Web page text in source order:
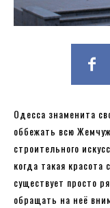
Одесса знаменита
оббежать всю
строительного
когда такая красота
существует просто
обращать на неё